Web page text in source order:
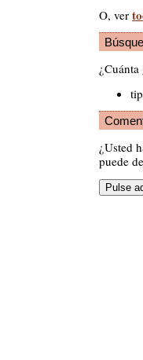
O, ver
¿Usted
puede